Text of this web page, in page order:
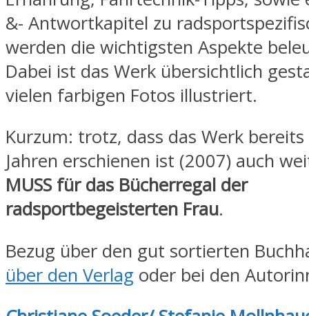
&- Antwortkapitel zu
werden die wichtigsten Aspekte
Dabei ist das Werk übersichtlich
vielen farbigen Fotos illustriert.
Kurzum: trotz, dass das Werk
Jahren erschienen ist (2007) auch
MUSS für das Bücherregal der
radsportbegeisterten Frau.
Bezug über den gut sortierten
über den Verlag oder bei den